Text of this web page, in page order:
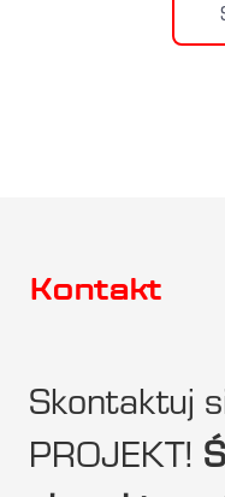
Kontakt
Skontaktuj
PROJEKT!